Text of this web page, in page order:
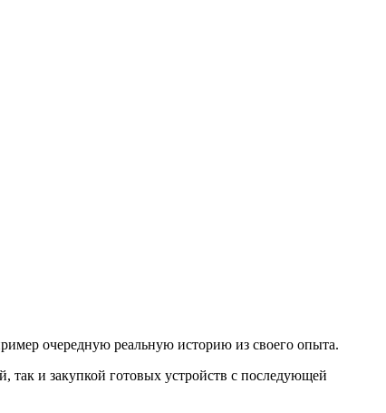
очередную реальную историю из своего опыта.
так и закупкой готовых устройств с последующей